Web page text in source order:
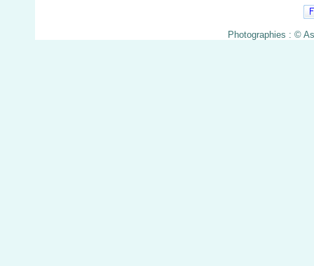
Photographies : ©